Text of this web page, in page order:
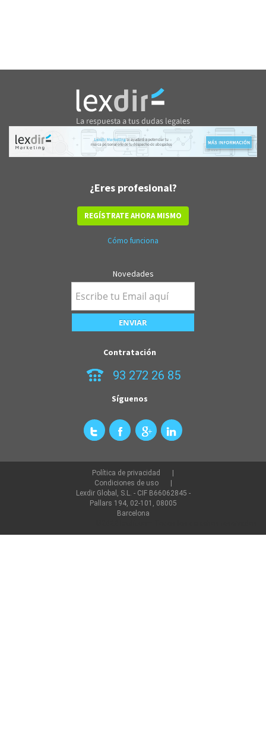
¿Eres profesional?
REGÍSTRATE AHORA MISMO
Cómo funciona
Novedades
Contratación
93 272 26 85
Síguenos
Política de privacidad
Condiciones de uso
Lexdir Global, S.L. - CIF B66062845 -
Pallars 194, 02-101, 08005
Barcelona